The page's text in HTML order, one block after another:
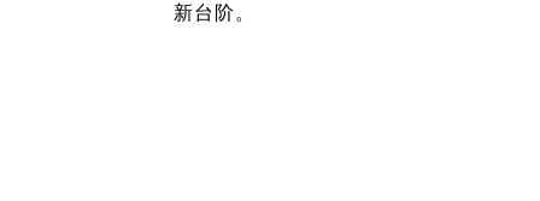
新台阶。